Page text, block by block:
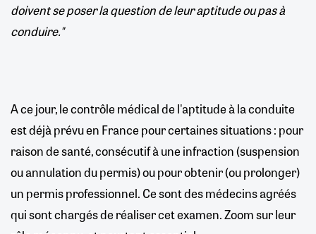
doivent se poser la question de leur aptitude ou pas à
conduire."
A ce jour, le contrôle médical de l'aptitude à la conduite
est déjà prévu en France pour certaines situations : pour
raison de santé, consécutif à une infraction (suspension
ou annulation du permis) ou pour obtenir (ou prolonger)
un permis professionnel. Ce sont des médecins agréés
qui sont chargés de réaliser cet examen. Zoom sur leur